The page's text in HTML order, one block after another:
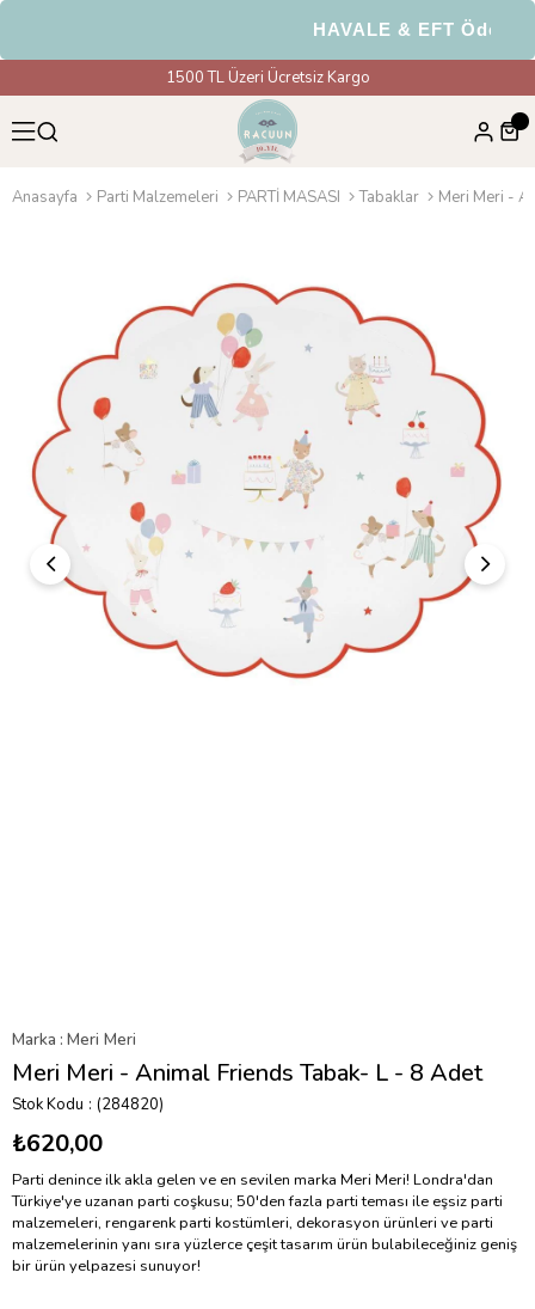
HAVALE & EFT
1500 TL Üzeri Ücretsiz Kargo
Anasayfa Parti Malzemeleri PARTİ MASASI Tabaklar Meri Meri -
Marka : Meri Meri
Meri Meri - Animal Friends Tabak- L - 8 Adet
Stok Kodu (284820)
₺620,00
Parti denince ilk akla gelen ve en sevilen marka Meri Meri! Londra'dan
Türkiye'ye uzanan parti coşkusu; 50'den fazla parti teması ile eşsiz parti
malzemeleri, rengarenk parti kostümleri, dekorasyon ürünleri ve parti
malzemelerinin yanı sıra yüzlerce çeşit tasarım ürün bulabileceğiniz geniş
bir ürün yelpazesi sunuyor!